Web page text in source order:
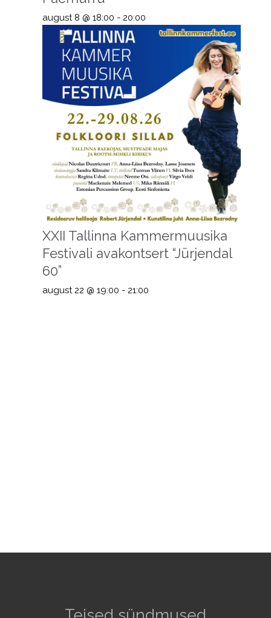
august 8 @ 18:00 - 20:00
XXII Tallinna Kammermuusika
Festivali avakontsert “Jürjendal
60”
august 22 @ 19:00 - 21:00